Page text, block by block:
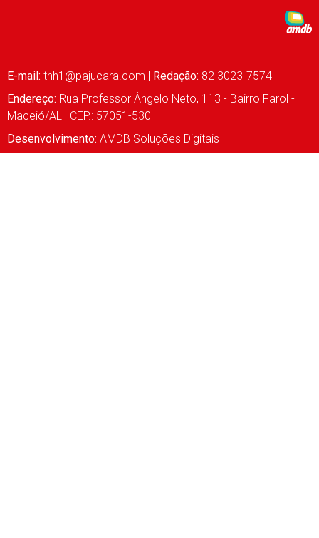
E-mail: tnh1@pajucara.com Redação: 82 3023-7574 |
Endereço: Rua Professor Ângelo Neto, 113 - Bairro Farol -
Maceió/AL | CEP.: 57051-530 |
Desenvolvimento: AMDB Soluções Digitais